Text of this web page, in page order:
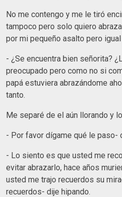
No me contengo y me le tiró
tampoco pero solo quiero
por mi pequeño asalto pero igual
- ¿Se encuentra bien señorita?
preocupado pero como no si
papá estuviera abrazándome
tanto.
Me separé de el aún llorando y
- Por favor dígame qué le paso-
- Lo siento es que usted me
evitar abrazarlo, hace años
usted me trajo recuerdos su
recuerdos- dije hipando.